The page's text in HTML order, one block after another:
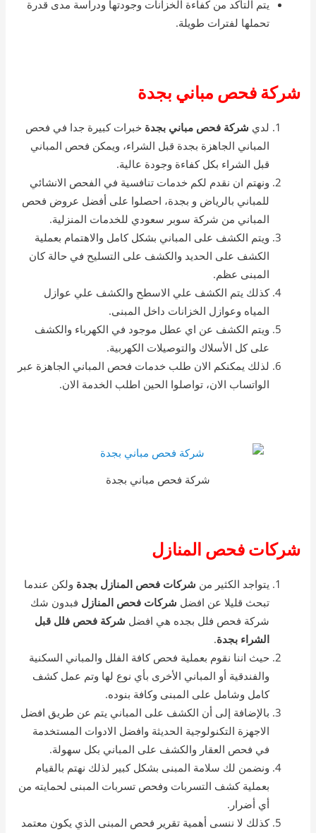
يتم التأكد من كفاءة الخزانات وجودتها ودراسة مدى قدرة
تحملها لفترات طويلة.
شركة فحص مباني بجدة
لدي شركة فحص مباني بجدة خبرات كبيرة جدا في فحص
المباني الجاهزة بجدة قبل الشراء، ويمكن فحص المباني
قبل الشراء بكل كفاءة وجودة عالية.
ونهتم ان نقدم لكم خدمات تنافسية في الفحص الانشائي
للمباني بالرياض و بجدة، احصلوا على أفضل عروض فحص
المباني من شركة سوبر سعودي للخدمات المنزلية.
ويتم الكشف على المباني بشكل كامل والاهتمام بعملية
الكشف على الحديد والكشف على التسليح في حالة كان
المبنى عظم.
كذلك يتم الكشف علي الاسطح والكشف علي عوازل
المياه وعوازل الخزانات داخل المبنى.
ويتم الكشف عن اي عطل موجود في الكهرباء والكشف
على كل الأسلاك والتوصيلات الكهربية.
لذلك يمكنكم الان طلب خدمات فحص المباني الجاهزة عبر
الواتساب الان، تواصلوا الحين اطلب الخدمة الان.
شركة فحص مباني بجدة
شركات فحص المنازل
يتواجد الكثير من شركات فحص المنازل بجدة ولكن عندما
تبحث قليلا عن افضل شركات فحص المنازل فبدون شك
شركة فحص فلل بجده هي افضل شركة فحص فلل قبل
الشراء بجدة.
حيث اننا نقوم بعملية فحص كافة الفلل والمباني السكنية
والفندقية أو المباني الأخرى بأي نوع لها وتم عمل كشف
كامل وشامل على المبنى وكافة بنوده.
بالإضافة إلى أن الكشف على المباني يتم عن طريق افضل
الاجهزة التكنولوجية الحديثة وافضل الادوات المستخدمة
في فحص العقار والكشف على المباني بكل سهولة.
ونضمن لك سلامة المبنى بشكل كبير لذلك نهتم بالقيام
بعملية كشف التسربات وفحص تسربات المبنى لحمايته من
أي أضرار.
كذلك لا ننسى أهمية تقرير فحص المبنى الذي يكون معتمد